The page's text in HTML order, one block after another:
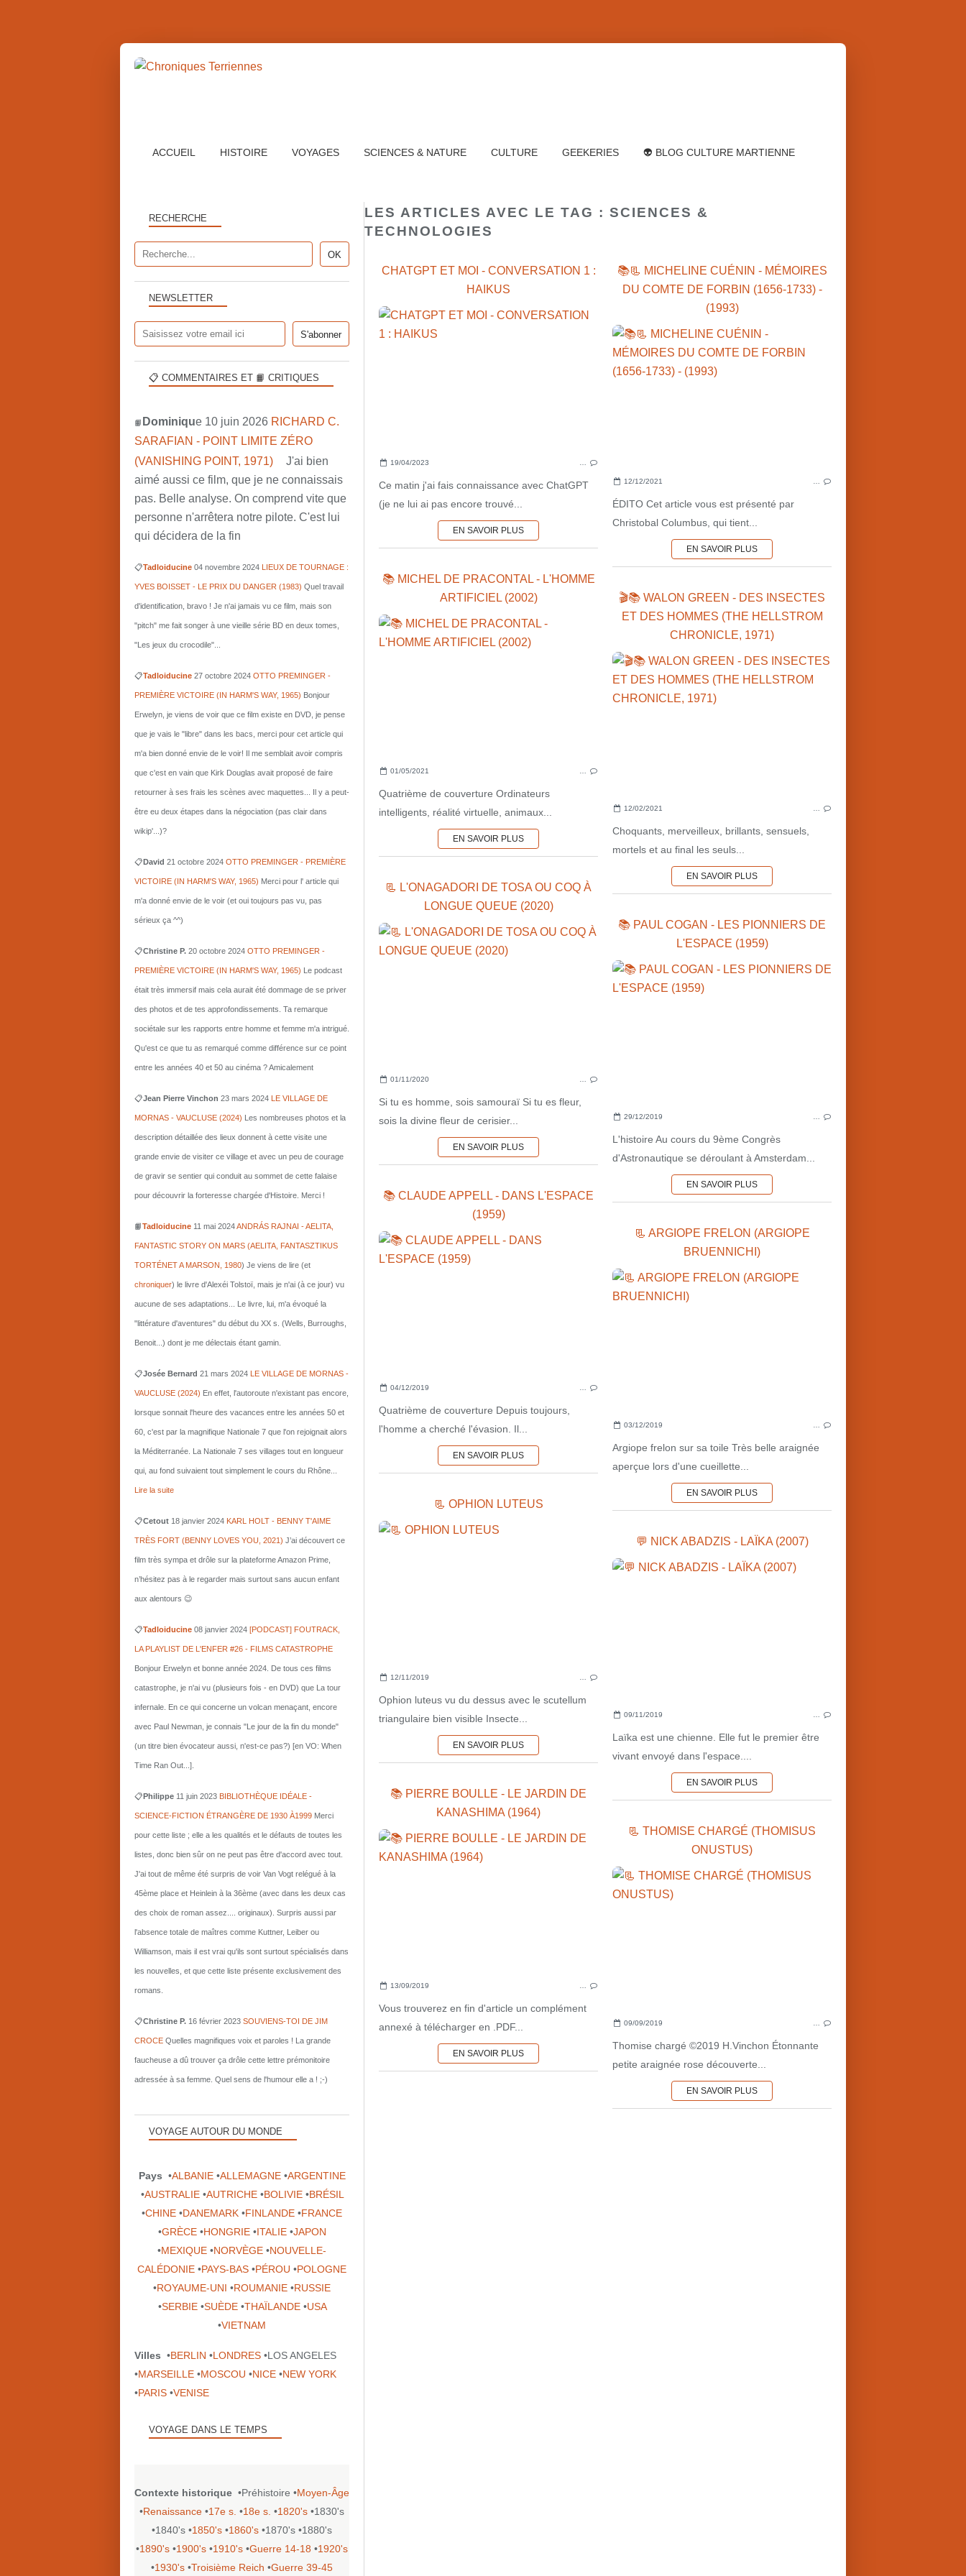
ACCUEIL HISTOIRE VOYAGES SCIENCES & NATURE CULTURE GEEKERIES 👽 BLOG CULTURE MARTIENNE
LES ARTICLES AVEC LE TAG : SCIENCES &
TECHNOLOGIES
CHATGPT ET MOI - CONVERSATION 1 :
HAIKUS
CHATGPT
SCIENCES & TECHNOLOGIES
19/04/2023
Ce matin j'ai fais connaissance avec ChatGPT
(je ne lui ai pas encore trouvé...
EN SAVOIR PLUS
📚📃 MICHELINE CUÉNIN - MÉMOIRES
DU COMTE DE FORBIN (1656-1733) -
(1993)
12/12/2021
ÉDITO Cet article vous est présenté par
Christobal Columbus, qui tient...
EN SAVOIR PLUS
📚 MICHEL DE PRACONTAL - L'HOMME
ARTIFICIEL (2002)
ESSAIS
2000'S
MICHEL DE PRACONTAL
ROBOTS-CYBORGS-ANDROIDES
01/05/2021
Quatrième de couverture Ordinateurs
intelligents, réalité virtuelle, animaux...
EN SAVOIR PLUS
🎬📚 WALON GREEN - DES INSECTES
ET DES HOMMES (THE HELLSTROM
CHRONICLE, 1971)
12/02/2021
Choquants, merveilleux, brillants, sensuels,
mortels et au final les seuls...
EN SAVOIR PLUS
📃 L'ONAGADORI DE TOSA OU COQ À
LONGUE QUEUE (2020)
ANIMAUX
EN ASIE
HISTOIRE DU 19ÈME S.
01/11/2020
Si tu es homme, sois samouraï Si tu es fleur,
sois la divine fleur de cerisier...
EN SAVOIR PLUS
📚 PAUL COGAN - LES PIONNIERS DE
L'ESPACE (1959)
29/12/2019
L'histoire Au cours du 9ème Congrès
d'Astronautique se déroulant à Amsterdam...
EN SAVOIR PLUS
📚 CLAUDE APPELL - DANS L'ESPACE
(1959)
CONQUÊTE SPATIALE
POUR LA JEUNESSE
04/12/2019
Quatrième de couverture Depuis toujours,
l'homme a cherché l'évasion. Il...
EN SAVOIR PLUS
📃 ARGIOPE FRELON (ARGIOPE
BRUENNICHI)
03/12/2019
Argiope frelon sur sa toile Très belle araignée
aperçue lors d'une cueillette...
EN SAVOIR PLUS
📃 OPHION LUTEUS
INSECTES
OBSERVATIONS NATURALISTES
12/11/2019
Ophion luteus vu du dessus avec le scutellum
triangulaire bien visible Insecte...
EN SAVOIR PLUS
💬 NICK ABADZIS - LAÏKA (2007)
09/11/2019
Laïka est une chienne. Elle fut le premier être
vivant envoyé dans l'espace....
EN SAVOIR PLUS
📚 PIERRE BOULLE - LE JARDIN DE
KANASHIMA (1964)
ALLEMAGNE
JAPON
13/09/2019
Vous trouverez en fin d'article un complément
annexé à télécharger en .PDF...
EN SAVOIR PLUS
📃 THOMISE CHARGÉ (THOMISUS
ONUSTUS)
09/09/2019
Thomise chargé ©2019 H.Vinchon Étonnante
petite araignée rose découverte...
EN SAVOIR PLUS
NEWSLETTER
RECHERCHE
📋 COMMENTAIRES ET 📙 CRITIQUES
📙 Dominique 10 juin 2026 RICHARD C.
SARAFIAN - POINT LIMITE ZÉRO
(VANISHING POINT, 1971)
J'ai bien
aimé aussi ce film, que je ne connaissais
pas. Belle analyse. On comprend vite que
personne n'arrêtera notre pilote. C'est lui
qui décidera de la fin
📋Tadloiducine 04 novembre 2024 LIEUX DE TOURNAGE :
YVES BOISSET - LE PRIX DU DANGER (1983) Quel travail
d'identification, bravo ! Je n'ai jamais vu ce film, mais son
"pitch" me fait songer à une vieille série BD en deux tomes,
"Les jeux du crocodile"...
📋Tadloiducine 27 octobre 2024 OTTO PREMINGER -
PREMIÈRE VICTOIRE (IN HARM'S WAY, 1965) Bonjour
Erwelyn, je viens de voir que ce film existe en DVD, je pense
que je vais le "libre" dans les bacs, merci pour cet article qui
m'a bien donné envie de le voir! Il me semblait avoir compris
que c'est en vain que Kirk Douglas avait proposé de faire
retourner à ses frais les scènes avec maquettes... Il y a peut-
être eu deux étapes dans la négociation (pas clair dans
wikip'...)?
📋David 21 octobre 2024 OTTO PREMINGER - PREMIÈRE
VICTOIRE (IN HARM'S WAY, 1965) Merci pour l' article qui
m'a donné envie de le voir (et oui toujours pas vu, pas
sérieux ça ^^)
📋Christine P. 20 octobre 2024 OTTO PREMINGER -
PREMIÈRE VICTOIRE (IN HARM'S WAY, 1965) Le podcast
était très immersif mais cela aurait été dommage de se priver
des photos et de tes approfondissements. Ta remarque
sociétale sur les rapports entre homme et femme m'a intrigué.
Qu'est ce que tu as remarqué comme différence sur ce point
entre les années 40 et 50 au cinéma ? Amicalement
📋Jean Pierre Vinchon 23 mars 2024 LE VILLAGE DE
MORNAS - VAUCLUSE (2024) Les nombreuses photos et la
description détaillée des lieux donnent à cette visite une
grande envie de visiter ce village et avec un peu de courage
de gravir se sentier qui conduit au sommet de cette falaise
pour découvrir la forteresse chargée d'Histoire. Merci !
📙Tadloiducine 11 mai 2024ANDRÁS RAJNAI - AELITA,
FANTASTIC STORY ON MARS (AELITA, FANTASZTIKUS
TORTÉNET A MARSON, 1980) Je viens de lire (et
chroniquer) le livre d'Alexéi Tolstoï, mais je n'ai (à ce jour) vu
aucune de ses adaptations... Le livre, lui, m'a évoqué la
"littérature d'aventures" du début du XX s. (Wells, Burroughs,
Benoit...) dont je me délectais étant gamin.
📋Josée Bernard 21 mars 2024 LE VILLAGE DE MORNAS -
VAUCLUSE (2024) En effet, l'autoroute n'existant pas encore,
lorsque sonnait l'heure des vacances entre les années 50 et
60, c'est par la magnifique Nationale 7 que l'on rejoignait alors
la Méditerranée. La Nationale 7 ses villages tout en longueur
qui, au fond suivaient tout simplement le cours du Rhône...
Lire la suite
📋Cetout 18 janvier 2024 KARL HOLT - BENNY T'AIME
TRÈS FORT (BENNY LOVES YOU, 2021) J’ai découvert ce
film très sympa et drôle sur la plateforme Amazon Prime,
n’hésitez pas à le regarder mais surtout sans aucun enfant
aux alentours 😉
📋Tadloiducine 08 janvier 2024 [PODCAST] FOUTRACK,
LA PLAYLIST DE L'ENFER #26 - FILMS CATASTROPHE
Bonjour Erwelyn et bonne année 2024. De tous ces films
catastrophe, je n'ai vu (plusieurs fois - en DVD) que La tour
infernale. En ce qui concerne un volcan menaçant, encore
avec Paul Newman, je connais "Le jour de la fin du monde"
(un titre bien évocateur aussi, n'est-ce pas?) [en VO: When
Time Ran Out...].
📋Philippe 11 juin 2023 BIBLIOTHÈQUE IDÉALE -
SCIENCE-FICTION ÉTRANGÈRE DE 1930 À1999 Merci
pour cette liste ; elle a les qualités et le défauts de toutes les
listes, donc bien sûr on ne peut pas être d'accord avec tout.
J'ai tout de même été surpris de voir Van Vogt relégué à la
45ème place et Heinlein à la 36ème (avec dans les deux cas
des choix de roman assez.... originaux). Surpris aussi par
l'absence totale de maîtres comme Kuttner, Leiber ou
Williamson, mais il est vrai qu'ils sont surtout spécialisés dans
les nouvelles, et que cette liste présente exclusivement des
romans.
📋Christine P. 16 février 2023 SOUVIENS-TOI DE JIM
CROCE Quelles magnifiques voix et paroles ! La grande
faucheuse a dû trouver ça drôle cette lettre prémonitoire
adressée à sa femme. Quel sens de l'humour elle a ! ;-)
VOYAGE AUTOUR DU MONDE
Pays •ALBANIE•ALLEMAGNE•ARGENTINE
•AUSTRALIE•AUTRICHE•BOLIVIE•BRÉSIL
•CHINE •DANEMARK •FINLANDE •FRANCE
•GRÈCE•HONGRIE•ITALIE•JAPON
•MEXIQUE •NORVÈGE •NOUVELLE-
CALÉDONIE •PAYS-BAS •PÉROU •POLOGNE
•ROYAUME-UNI •ROUMANIE •RUSSIE
•SERBIE•SUÈDE•THAÏLANDE•USA
•VIETNAM
Villes •BERLIN •LONDRES •LOS ANGELES
•MARSEILLE •MOSCOU •NICE •NEW YORK
•PARIS •VENISE
VOYAGE DANS LE TEMPS
Contexte historique •Préhistoire •Moyen-Âge
•Renaissance •17e s. •18e s. •1820's •1830's
•1840's •1850's •1860's •1870's •1880's
•1890's •1900's •1910's •Guerre 14-18 •1920's
•1930's •Troisième Reich •Guerre 39-45